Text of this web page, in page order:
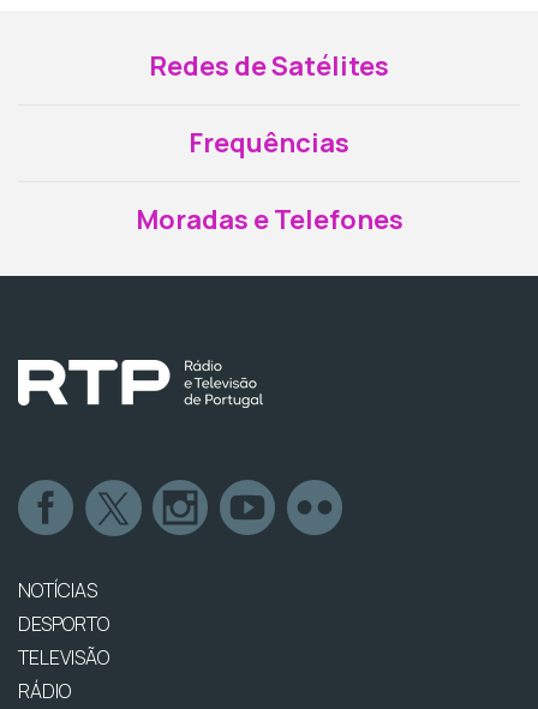
Redes de Satélites
Frequências
Moradas e Telefones
NOTÍCIAS
DESPORTO
TELEVISÃO
RÁDIO